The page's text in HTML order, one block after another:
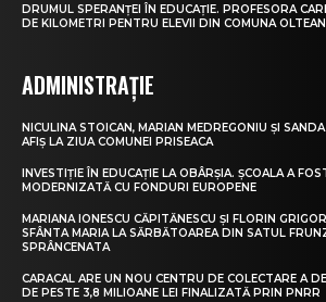
DRUMUL SPERANȚEI ÎN EDUCAȚIE. PROFESORA
DE KILOMETRI PENTRU ELEVII DIN COMUNA
ADMINISTRAȚIE
NICULINA STOICAN, MARIAN MEDREGONIU ȘI
AFIȘ LA ZIUA COMUNEI PRISEACA
INVESTIȚIE ÎN EDUCAȚIE LA OBÂRȘIA. ȘCOALA A
MODERNIZATĂ CU FONDURI EUROPENE
MARIANA IONESCU CĂPITĂNESCU ȘI FLORIN
SFÂNTA MARIA LA SĂRBĂTOAREA DIN SATUL
SPRÂNCENATA
CARACAL ARE UN NOU CENTRU DE COLECTARE A
DE PESTE 3,8 MILIOANE LEI FINALIZATĂ PRIN PNRR